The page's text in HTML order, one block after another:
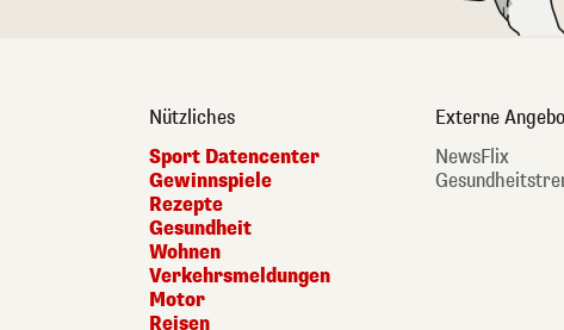
Nützliches
Sport Datencenter
Gewinnspiele
Rezepte
Gesundheit
Wohnen
Verkehrsmeldungen
Motor
Reisen
Externe
NewsFlix